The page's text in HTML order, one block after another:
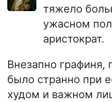
тяжело
ужасном
аристократ.
Внезапно графиня,
было странно при
худом и важном